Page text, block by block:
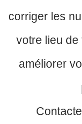
corriger les
votre lieu
améliorer